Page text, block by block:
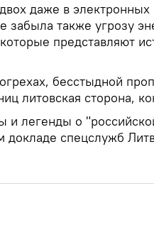
даже в электронных
забыла также угрозу
представляют
бесстыдной
литовская сторона,
легенды о
докладе спецслужб